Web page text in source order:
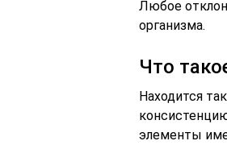
Любое
организма.
Что
Находится
элементы